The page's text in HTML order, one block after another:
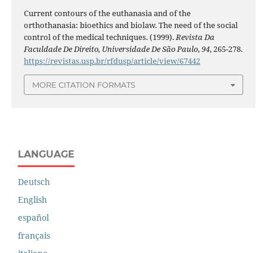
Current contours of the euthanasia and of the
orthothanasia: bioethics and biolaw. The need of the social
control of the medical techniques. (1999).Revista Da
Faculdade De Direito, Universidade De São Paulo,94, 265-278.
https://revistas.usp.br/rfdusp/article/view/67442
MORE CITATION FORMATS
LANGUAGE
Deutsch
English
español
français